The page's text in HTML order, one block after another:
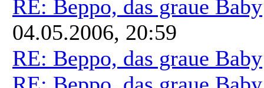
RE: Beppo, das graue Baby
04.05.2006, 20:59
RE: Beppo, das graue Baby